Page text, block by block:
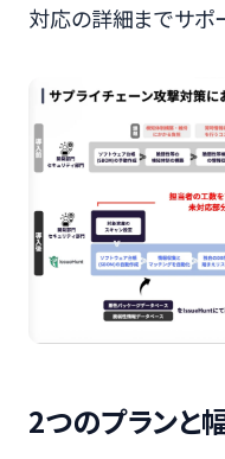
対応の詳細までサポ
2つのプランと